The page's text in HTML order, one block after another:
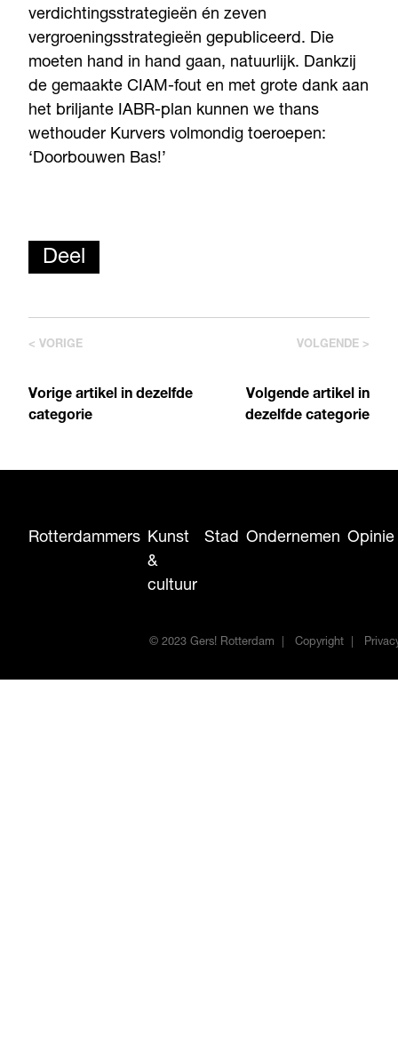
verdichtingsstrategieën én zeven
vergroeningsstrategieën gepubliceerd. Die
moeten hand in hand gaan, natuurlijk. Dankzij
de gemaakte CIAM-fout en met grote dank aan
het briljante IABR-plan kunnen we thans
wethouder Kurvers volmondig toeroepen:
‘Doorbouwen Bas!’
Deel
< VORIGE
Vorige artikel in dezelfde
categorie
VOLGENDE >
Volgende artikel in
dezelfde categorie
Rotterdammers Kunst
&
cultuur
Stad Ondernemen Opinie
© 2023 Gers! Rotterdam Copyright